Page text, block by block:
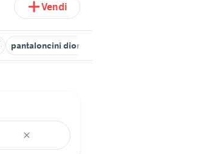
Vendi
pantaloncini dior